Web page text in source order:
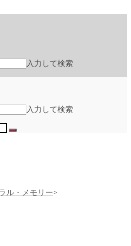
入力して検索
入力して検索
ル・メモリー>